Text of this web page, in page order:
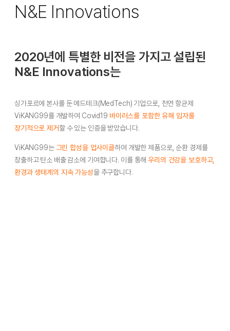
N&E Innovations
2020년에 특별한 비전을 가지고 설립된
N&E Innovations는
싱가포르에 본사를 둔 메드테크(MedTech) 기업으로, 천연 항균제
ViKANG99를 개발하여 Covid19 바이러스를 포함한 유해 입자를
장기적으로 제거할 수 있는 인증을 받았습니다.
ViKANG99는 그린 합성을 업사이클하여 개발한 제품으로, 순환 경제를
창출하고 탄소 배출 감소에 기여합니다. 이를 통해우리의 건강을 보호하고,
환경과 생태계의 지속 가능성을 추구합니다.